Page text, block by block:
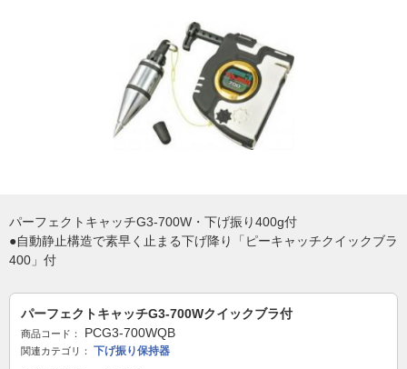
パーフェクトキャッチG3-700W・下げ振り400g付
●自動静止構造で素早く止まる下げ降り「ピーキャッチクイックブラ
400」付
パーフェクトキャッチG3‐700Wクイックブラ付
商品コード： PCG3-700WQB
関連カテゴリ： 下げ振り保持器